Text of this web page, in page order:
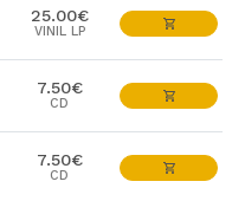
25.00€
VINIL LP
7.50€
CD
7.50€
CD